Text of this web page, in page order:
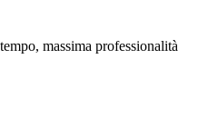
massima professionalità